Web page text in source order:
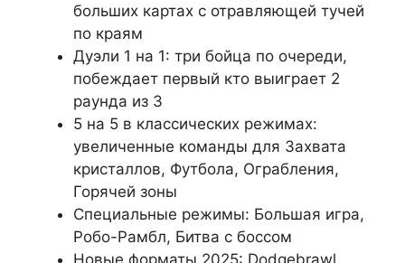
больших картах с отравляющей тучей
по краям
Дуэли 1 на 1: три бойца по очереди,
побеждает первый кто выиграет 2
раунда из 3
5 на 5 в классических режимах:
увеличенные команды для Захвата
кристаллов, Футбола, Ограбления,
Горячей зоны
Специальные режимы: Большая игра,
Робо-Рамбл, Битва с боссом
Новые форматы 2025: Dodgebrawl,